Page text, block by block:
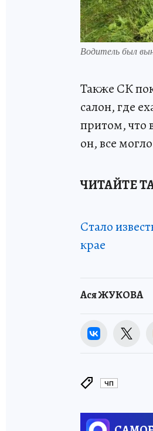
Водитель был
Также СК
салон, где
притом, что
он, все
ЧИТАЙТЕ
Стало
крае
Ася ЖУКОВА
ЧП